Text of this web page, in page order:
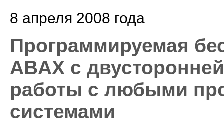
8 апреля 2008 года
Программируемая
ABAX с
работы с любыми
системами